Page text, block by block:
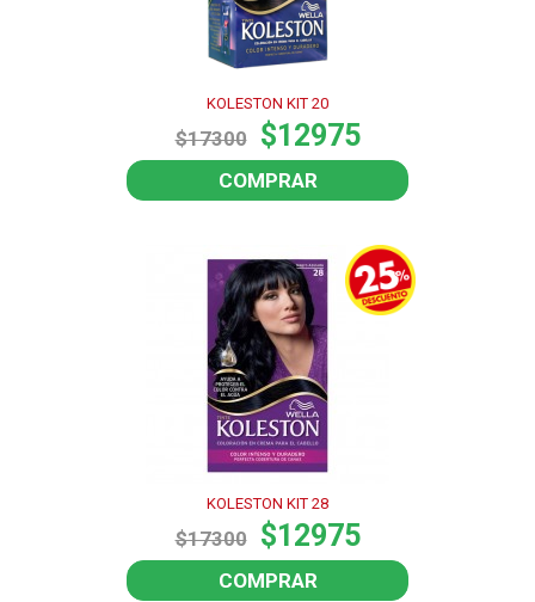
KOLESTON KIT 20
$17300 $12975
COMPRAR
KOLESTON KIT 28
$17300 $12975
COMPRAR